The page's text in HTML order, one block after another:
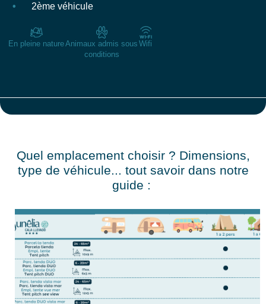
2ème véhicule
En pleine natureAnimaux admis sous
conditions
Wifi
Quel emplacement choisir ? Dimensions,
type de véhicule... tout savoir dans notre
guide :